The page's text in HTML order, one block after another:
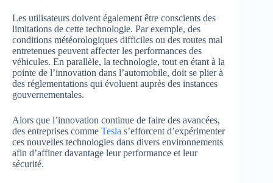
Les utilisateurs doivent également être conscients des
limitations de cette technologie. Par exemple, des
conditions météorologiques difficiles ou des routes mal
entretenues peuvent affecter les performances des
véhicules. En parallèle, la technologie, tout en étant à la
pointe de l’innovation dans l’automobile, doit se plier à
des réglementations qui évoluent auprès des instances
gouvernementales.
Alors que l’innovation continue de faire des avancées,
des entreprises comme Tesla s’efforcent d’expérimenter
ces nouvelles technologies dans divers environnements
afin d’affiner davantage leur performance et leur
sécurité.